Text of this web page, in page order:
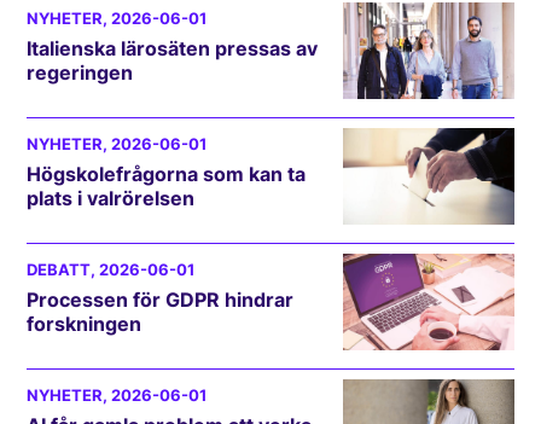
NYHETER, 2026-06-01
Italienska lärosäten pressas av
regeringen
NYHETER, 2026-06-01
Högskolefrågorna som kan ta
plats i valrörelsen
DEBATT, 2026-06-01
Processen för GDPR hindrar
forskningen
NYHETER, 2026-06-01